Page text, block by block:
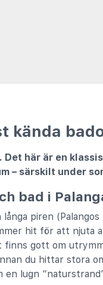
kända
Det här är en
– särskilt under
bad i
långa piren
hit för att njuta
finns gott om
du hittar stora
lugn